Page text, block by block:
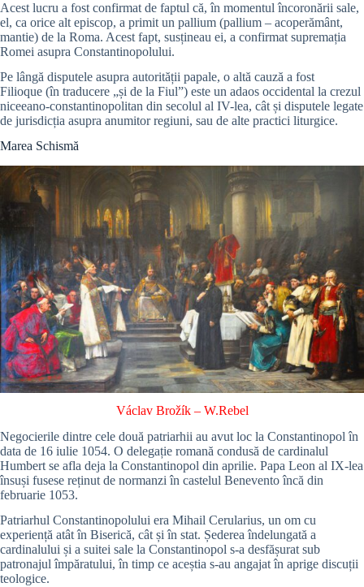
Acest lucru a fost confirmat de faptul că, în momentul încoronării sale,
el, ca orice alt episcop, a primit un pallium (pallium – acoperământ,
mantie) de la Roma. Acest fapt, susțineau ei, a confirmat supremația
Romei asupra Constantinopolului.
Pe lângă disputele asupra autorității papale, o altă cauză a fost
Filioque (în traducere „și de la Fiul”) este un adaos occidental la crezul
niceeano-constantinopolitan din secolul al IV-lea, cât și disputele legate
de jurisdicția asupra anumitor regiuni, sau de alte practici liturgice.
Marea Schismă
Václav Brožík – W.Rebel
Negocierile dintre cele două patriarhii au avut loc la Constantinopol în
data de 16 iulie 1054. O delegație romană condusă de cardinalul
Humbert se afla deja la Constantinopol din aprilie. Papa Leon al IX-lea
însuși fusese reținut de normanzi în castelul Benevento încă din
februarie 1053.
Patriarhul Constantinopolului era Mihail Cerularius, un om cu
experiență atât în Biserică, cât și în stat. Șederea îndelungată a
cardinalului și a suitei sale la Constantinopol s-a desfășurat sub
patronajul împăratului, în timp ce aceștia s-au angajat în aprige discuții
teologice.